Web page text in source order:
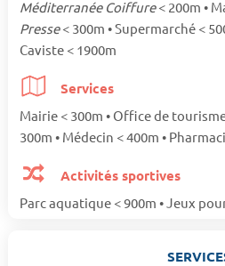
Méditerranée Coiffure< 200m •
Presse< 300m • Supermarché <
Caviste < 1900m
Services
Mairie < 300m • Office de
300m • Médecin < 400m •
Activités sportives
Parc aquatique < 900m • Jeux